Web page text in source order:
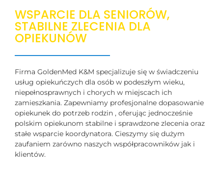
WSPARCIE DLA SENIORÓW,
STABILNE ZLECENIA DLA
OPIEKUNÓW
Firma GoldenMed K&M specjalizuje się w świadczeniu
usług opiekuńczych dla osób w podeszłym wieku,
niepełnosprawnych i chorych w miejscach ich
zamieszkania. Zapewniamy profesjonalne dopasowanie
opiekunek do potrzeb rodzin , oferując jednocześnie
polskim opiekunom stabilne i sprawdzone zlecenia oraz
stałe wsparcie koordynatora. Cieszymy się dużym
zaufaniem zarówno naszych współpracowników jak i
klientów.